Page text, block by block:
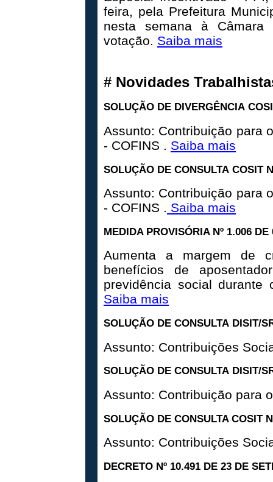
feira, pela Prefeitura
nesta semana à Câmara
votação. Saiba mais
# Novidades
SOLUÇÃO DE DIVERGÊNCIA
Assunto: Contribuição para
- COFINS . Saiba mais
SOLUÇÃO DE CONSULTA COSIT
Assunto: Contribuição para
- COFINS . Saiba mais
MEDIDA PROVISÓRIA Nº 1.006
Aumenta a margem de
benefícios de
previdência social durante
Saiba mais
SOLUÇÃO DE CONSULTA DISIT/
Assunto: Contribuições
SOLUÇÃO DE CONSULTA DISIT/
Assunto: Contribuição para
SOLUÇÃO DE CONSULTA COSIT
Assunto: Contribuições
DECRETO Nº 10.491 DE 23 DE